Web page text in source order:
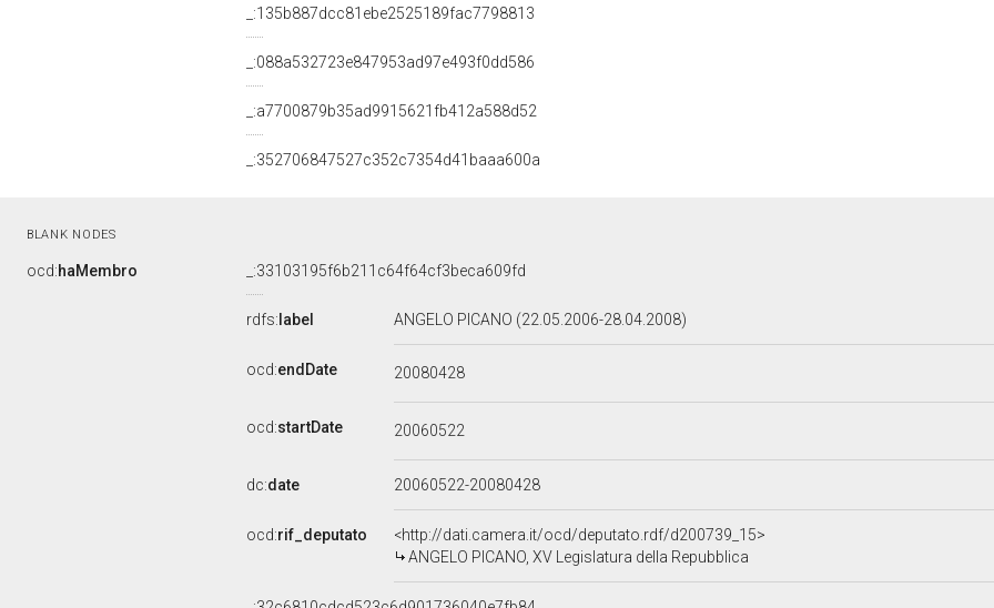
_:135b887dcc81ebe2525189fac7798813
_:088a532723e847953ad97e493f0dd586
_:a7700879b35ad9915621fb412a588d52
_:352706847527c352c7354d41baaa600a
BLANK NODES
ocd:haMembro _:33103195f6b211c64f64cf3beca609fd
rdfs: label ANGELO PICANO (22.05.2006-28.04.2008)
ocd:endDate 20080428
ocd:startDate 20060522
dc:date 20060522-20080428
ocd:rif_deputato
<http://dati.camera.it/ocd/deputato.rdf/d200739_15>
ANGELO PICANO, XV Legislatura della Repubblica